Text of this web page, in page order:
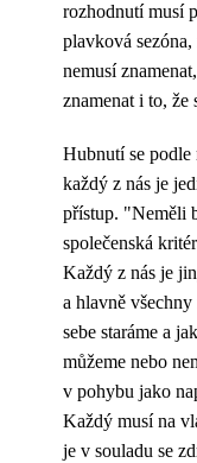
rozhodnutí musí
plavková
nemusí
znamenat i to,
Hubnutí se podle
každý z nás je
přístup. "Neměli
společenská
Každý z nás je
a hlavně
sebe staráme a
můžeme nebo
v pohybu jako
Každý musí na
je v souladu se